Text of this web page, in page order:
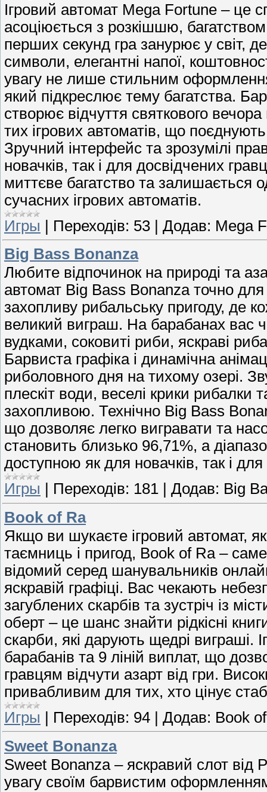
Ігровий автомат Mega Fortune – це
асоціюється з розкішшю,
перших секунд гра занурює у світ,
символи, елегантні напої,
увагу не лише стильним
який підкреслює тему багатства.
створює відчуття святкового
тих ігрових автоматів, що
Зручний інтерфейс та зрозумілі
новачків, так і для досвідчених
миттєве багатство та залишається
сучасних ігрових автоматів.
Игры | Переходів: 53 | Додав: Mega
Big Bass Bonanza
Любите відпочинок на природі та
автомат Big Bass Bonanza точно
захопливу рибальську пригоду, де
великий виграш. На барабанах вас
вудками, соковиті риби, яскраві
Барвиста графіка і динамічна
риболовного дня на тихому озері.
плескіт води, веселі крики
захопливою. Технічно Big Bass
що дозволяє легко вигравати та
становить близько 96,71%, а
доступною як для новачків, так і
Игры
Переходів: 181 Додав: Big
Book of Ra
Якщо ви шукаєте ігровий автомат,
таємниць і пригод, Book of Ra –
відомий серед шанувальників
яскравій графіці. Вас чекають
загублених скарбів та зустріч із
оберт – це шанс знайти рідкісні
скарби, які дарують щедрі виграші.
барабанів та 9 ліній виплат, що
гравцям відчути азарт від гри.
привабливим для тих, хто цінує
Игры
Переходів: 94 Додав: Book
Sweet Bonanza
Sweet Bonanza – яскравий слот від
увагу своїм барвистим